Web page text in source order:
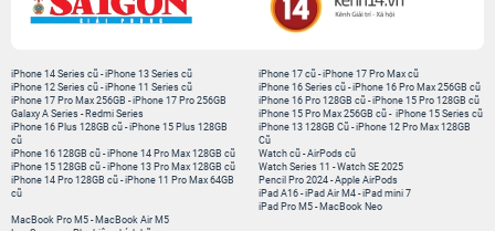
iPhone 14 Series cũ -iPhone 13 Series cũ
iPhone 12 Series cũ -iPhone 11 Series cũ
iPhone 17 Pro Max 256GB -iPhone 17 Pro 256GB
Galaxy A Series - Redmi Series
iPhone 17 cũ -iPhone 17 Pro Max cũ
iPhone 16 Series cũ - iPhone 16 Pro Max 256GB cũ
iPhone 16 Pro 128GB cũ -iPhone 15 Pro 128GB cũ
iPhone 15 Pro Max 256GB cũ - iPhone 15 Series cũ
iPhone 16 Plus 128GB cũ -iPhone 15 Plus 128GB
cũ
iPhone 16 128GB cũ -iPhone 14 Pro Max 128GB cũ
iPhone 15 128GB cũ -iPhone 13 Pro Max 128GB cũ
iPhone 14 Pro 128GB cũ -iPhone 11 Pro Max 64GB
cũ
iPhone 13 128GB Cũ -iPhone 12 Pro Max 128GB
Cũ
Watch cũ -AirPods cũ
Watch Series 11 -Watch SE 2025
Pencil Pro 2024 -Apple AirPods
iPad A16 -iPad Air M4 -iPad mini 7
iPad Pro M5 - MacBook Neo
MacBook Pro M5 - MacBook Air M5